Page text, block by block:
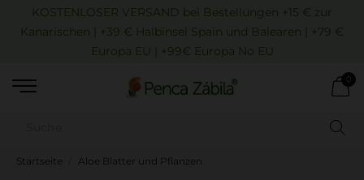
KOSTENLOSER VERSAND bei Bestellungen +15 € zur
Kanarischen | +39 € Halbinsel Spain und Balearen | +79 €
Europa EU | +99€ Europa No EU
0
Startseite Aloe Blatter und Pflanzen